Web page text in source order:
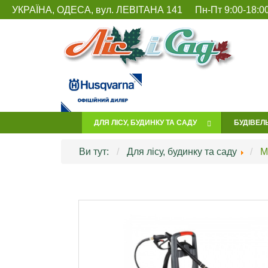
УКРАЇНА, ОДЕСА, вул. ЛЕВІТАНА 141 Пн-Пт 9:00-
ДЛЯ ЛІСУ, БУДИНКУ ТА САДУ
Ви тут: Для лісу, будинку та саду